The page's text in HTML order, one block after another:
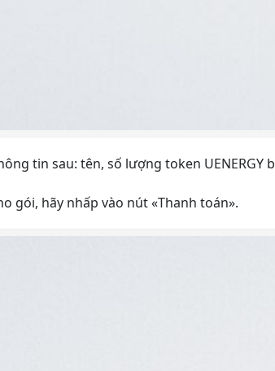
tin sau: tên, số lượng token UENERGY
gói, hãy nhấp vào nút«Thanh toán».